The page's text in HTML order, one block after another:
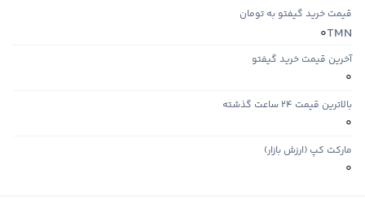
قیمت خرید گیفتو به تومان
TMN
0
آخرین قیمت خرید گیفتو
0
بالاترین قیمت ۲۴ ساعت گذشته
0
مارکت کپ (ارزش بازار)
0